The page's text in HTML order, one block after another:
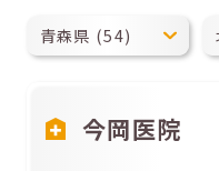
今岡医院